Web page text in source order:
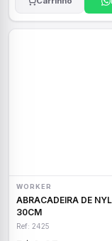
WORKER
ABRACADEIRA DE
30CM
Ref: 2425